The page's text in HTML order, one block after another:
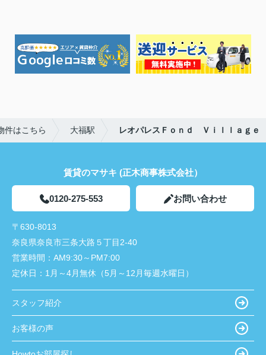
件はこちら 大福駅 レオパレスＦｏｎｄ Ｖｉｌｌａｇｅ
賃貸のマサキ (正木商事株式会社）
0120-275-553 お問い合わせ
〒630-8013
奈良県奈良市三条大路５丁目2-40
営業時間： AM9:30～PM7:00
定休日： 1月～4月無休（5月～12月毎週水曜日）
スタッフ紹介
お客様の声